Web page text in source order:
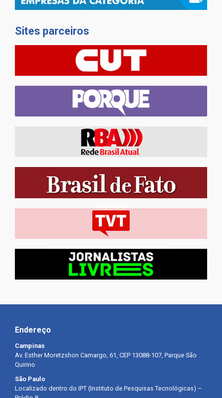
Sites parceiros
Endereço
Campinas
Av. Esther Moretzshon Camargo, 61, CEP 13088-107, Parque São
Quirino
São Paulo
Localizado dentro do IPT (Instituto de Pesquisas Tecnológicas) –